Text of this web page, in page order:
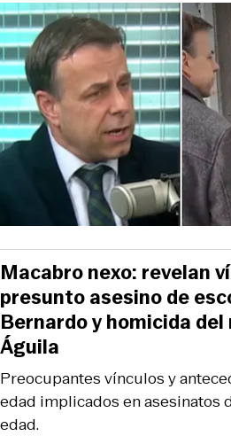
Preocupantes vínculos y
edad implicados en asesinatos
edad.
Macabro nexo: revelan
presunto asesino de
Bernardo y homicida
Águila